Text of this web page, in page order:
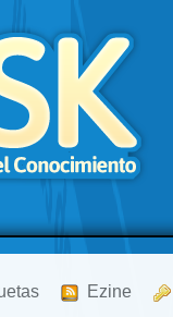
Ezine